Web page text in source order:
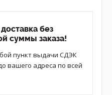
без
суммы заказа!
пункт выдачи СДЭК
вашего адреса по всей